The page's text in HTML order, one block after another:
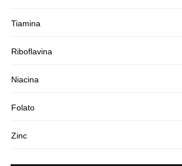
Tiamina
Riboflavina
Niacina
Folato
Zinc